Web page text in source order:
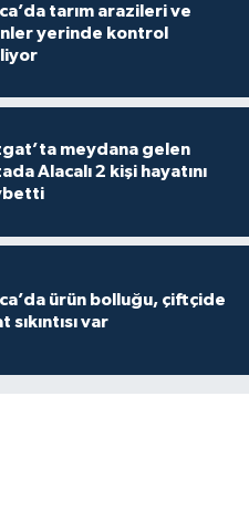
tarım arazileri ve
yerinde kontrol
meydana gelen
2 kişi hayatını
ürün bolluğu, çiftçide
sıkıntısı var